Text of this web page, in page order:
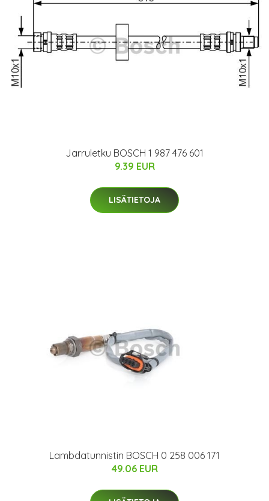
Jarruletku BOSCH 1 987 476 601
9.39 EUR
LISÄTIETOJA
Lambdatunnistin BOSCH 0 258 006 171
49.06 EUR